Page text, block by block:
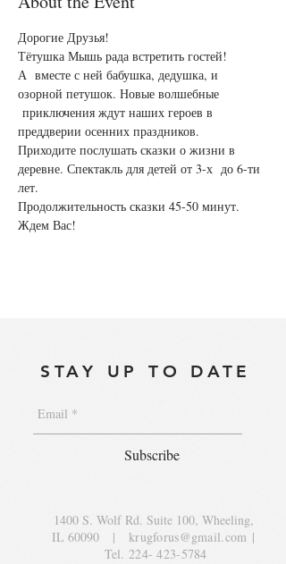
Дорогие Друзья!
Тётушка Мышь рада встретить гостей!
А  вместе с ней бабушка, дедушка, и
озорной петушок. Новые волшебные
приключения ждут наших героев в
преддверии осенних праздников.
Приходите послушать сказки о жизни в
деревне. Спектакль для детей от 3-х  до 6-ти
лет.
Продолжительность сказки 45-50 минут.
Ждем Вас!
STAY UP TO DATE
Subscribe
1400 S. Wolf Rd. Suite 100, Wheeling,
IL 60090 |krugforus@gmail.com |
Tel.224- 423-5784